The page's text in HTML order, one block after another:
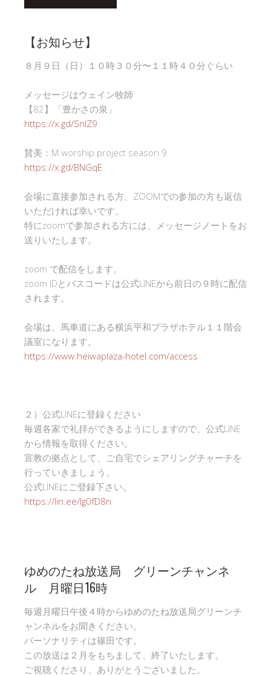
【お知らせ】
８月９日（日）１０時３０分〜１１時４０分ぐらい
メッセージはウェイン牧師
【82】「豊かさの泉」
https://x.gd/SnlZ9
賛美：M worship project season 9
https://x.gd/BNGqE
会場に直接参加される方、ZOOMでの参加の方も返信
いただければ幸いです。
特にzoomで参加される方には、メッセージノートをお
送りいたします。
zoom で配信をします。
zoom IDとパスコードは公式LINEから前日の９時に配信
されます。
会場は、馬車道にある横浜平和プラザホテル１１階会
議室になります。
https://www.heiwaplaza-hotel.com/access
２）公式LINEに登録ください
毎週各家で礼拝ができるようにしますので、公式LINE
から情報を取得ください。
宣教の拠点として、ご自宅でシェアリングチャーチを
行っていきましょう。
公式LINEにご登録下さい。
https://lin.ee/Ig0fD8n
ゆめのたね放送局 グリーンチャンネ
ル 月曜日16時
毎週月曜日午後４時からゆめのたね放送局グリーンチ
ャンネルをお聞きください。
パーソナリティは篠田です。
この放送は２月をもちまして、終了いたします。
ご視聴くださり、ありがとうございました。